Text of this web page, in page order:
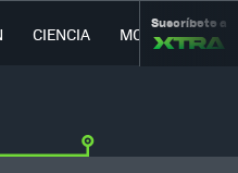
CIENCIA MOVILIDAD
Suscríbete a